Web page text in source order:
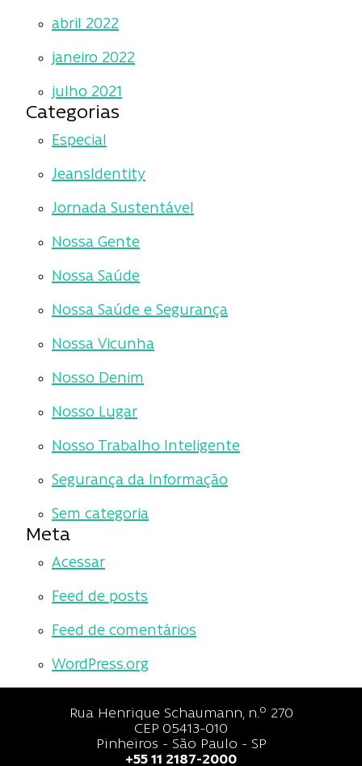
abril 2022
janeiro 2022
julho 2021
Categorias
Especial
JeansIdentity
Jornada Sustentável
Nossa Gente
Nossa Saúde
Nossa Saúde e Segurança
Nossa Vicunha
Nosso Denim
Nosso Lugar
Nosso Trabalho Inteligente
Segurança da Informação
Sem categoria
Meta
Acessar
Feed de posts
Feed de comentários
WordPress.org
Rua Henrique Schaumann, n.º 270
CEP 05413-010
Pinheiros - São Paulo - SP
+55 11 2187-2000